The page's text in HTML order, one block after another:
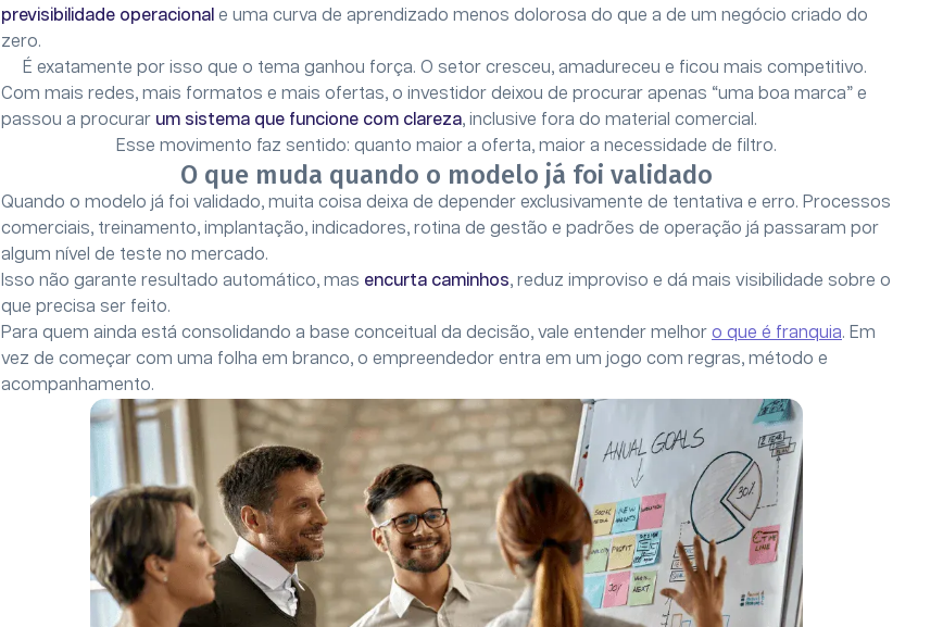
previsibilidade operacional e uma curva de aprendizado menos dolorosa do que a de um negócio criado do
zero.
É exatamente por isso que o tema ganhou força. O setor cresceu, amadureceu e ficou mais competitivo.
Com mais redes, mais formatos e mais ofertas, o investidor deixou de procurar apenas “uma boa marca” e
passou a procurar um sistema que funcione com clareza, inclusive fora do material comercial.
Esse movimento faz sentido: quanto maior a oferta, maior a necessidade de filtro.
O que muda quando o modelo já foi validado
Quando o modelo já foi validado, muita coisa deixa de depender exclusivamente de tentativa e erro. Processos
comerciais, treinamento, implantação, indicadores, rotina de gestão e padrões de operação já passaram por
algum nível de teste no mercado.
Isso não garante resultado automático, mas encurta caminhos, reduz improviso e dá mais visibilidade sobre o
que precisa ser feito.
Para quem ainda está consolidando a base conceitual da decisão, vale entender melhor o que é franquia. Em
vez de começar com uma folha em branco, o empreendedor entra em um jogo com regras, método e
acompanhamento.